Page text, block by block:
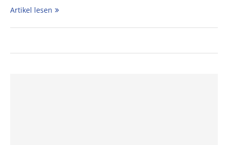
Artikel lesen